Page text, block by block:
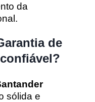
da
de
sólida e